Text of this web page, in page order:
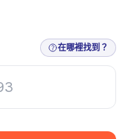
在哪裡找到？